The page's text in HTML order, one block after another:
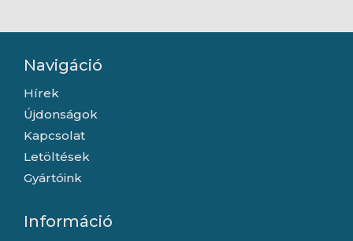
Navigáció
Hírek
Újdonságok
Kapcsolat
Letöltések
Gyártóink
Információ